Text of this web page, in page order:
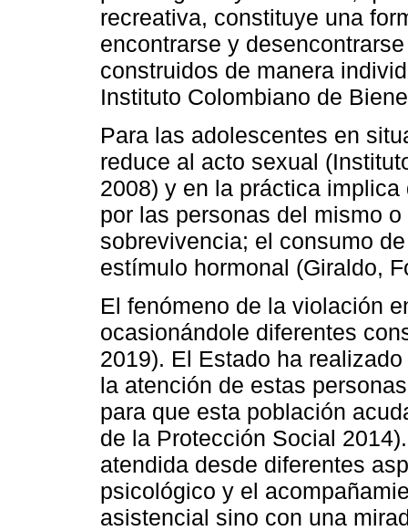
recreativa, constituye una
encontrarse y
construidos de manera
Instituto Colombiano de
Para las adolescentes en
reduce al acto sexual
2008) y en la práctica
por las personas del mismo
sobrevivencia; el consumo
estímulo hormonal (Giraldo,
El fenómeno de la violación
ocasionándole diferentes
2019). El Estado ha
la atención de estas
para que esta población
de la Protección Social
atendida desde diferentes
psicológico y el
asistencial sino con una